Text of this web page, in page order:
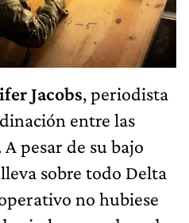
Jacobs, periodista
entre las
pesar de su bajo
sobre todo Delta
no hubiese